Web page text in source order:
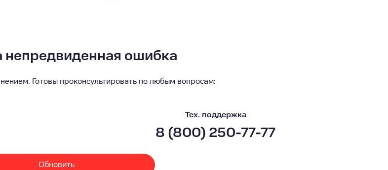
непредвиденная ошибка
Готовы проконсультировать по любым вопросам:
Тех. поддержка
8 (800) 250-77-77
Обновить